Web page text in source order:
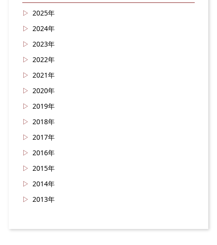
2025年
2024年
2023年
2022年
2021年
2020年
2019年
2018年
2017年
2016年
2015年
2014年
2013年